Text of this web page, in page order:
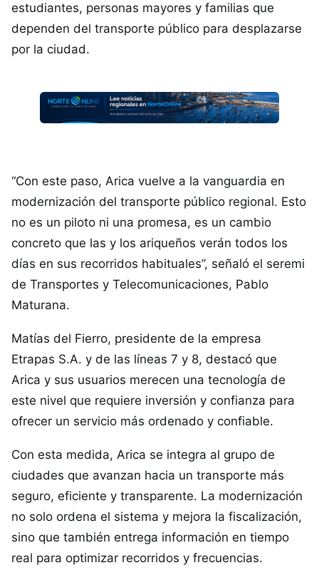
estudiantes, personas mayores y familias que
dependen del transporte público para desplazarse
por la ciudad.
“Con este paso, Arica vuelve a la vanguardia en
modernización del transporte público regional. Esto
no es un piloto ni una promesa, es un cambio
concreto que las y los ariqueños verán todos los
días en sus recorridos habituales”, señaló el seremi
de Transportes y Telecomunicaciones, Pablo
Maturana.
Matías del Fierro, presidente de la empresa
Etrapas S.A. y de las líneas 7 y 8, destacó que
Arica y sus usuarios merecen una tecnología de
este nivel que requiere inversión y confianza para
ofrecer un servicio más ordenado y confiable.
Con esta medida, Arica se integra al grupo de
ciudades que avanzan hacia un transporte más
seguro, eficiente y transparente. La modernización
no solo ordena el sistema y mejora la fiscalización,
sino que también entrega información en tiempo
real para optimizar recorridos y frecuencias.